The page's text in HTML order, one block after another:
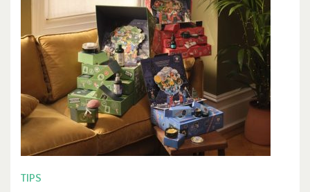
TIPS